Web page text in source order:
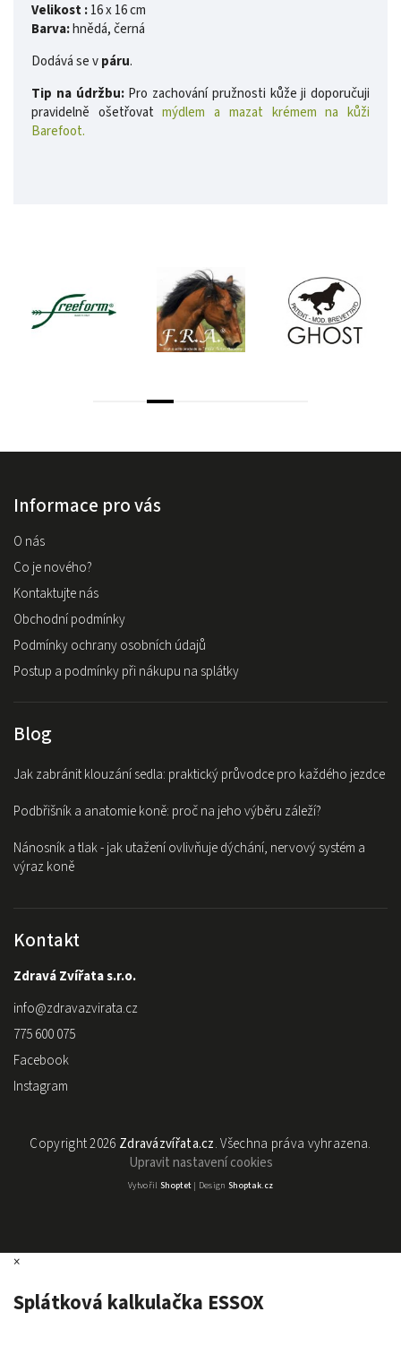
Velikost :16 x 16 cm
Barva:hnědá, černá
Dodává se vpáru.
Tip na údržbu:Pro zachování pružnosti kůže ji doporučuji
pravidelně ošetřovatmýdlem a mazat krémem na kůži
Barefoot.
Informace pro vás
O nás
Co je nového?
Kontaktujte nás
Obchodní podmínky
Podmínky ochrany osobních údajů
Postup a podmínky při nákupu na splátky
Blog
Jak zabránit klouzání sedla: praktický průvodce pro každého jezdce
Podbřišník a anatomie koně: proč na jeho výběru záleží?
Nánosník a tlak - jak utažení ovlivňuje dýchání, nervový systém a
výraz koně
Kontakt
Zdravá Zvířata s.r.o.
info@zdravazvirata.cz
775 600 075
Facebook
Instagram
Copyright 2026 Zdravázvířata.cz. Všechna práva vyhrazena.
Upravit nastavení cookies
Vytvořil Shoptet| Design Shoptak.cz
×
Splátková kalkulačka ESSOX